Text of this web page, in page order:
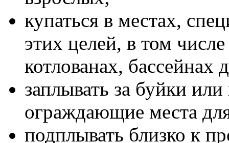
купаться в местах,
этих целей, в том
котлованах,
заплывать за буйки
ограждающие места
подплывать близко к